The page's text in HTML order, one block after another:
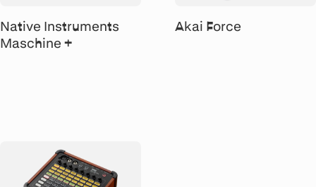
Native Instruments
Maschine +
Akai Force